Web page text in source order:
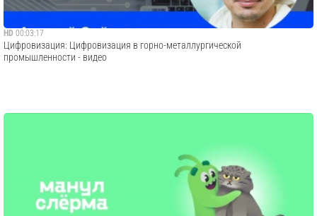
HD 00:03:17
Цифровизация: Цифровизация в горно-металлургической
промышленности - видео